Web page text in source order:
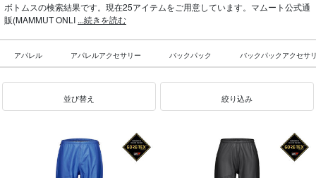
ボトムスの検索結果です。現在25アイテムをご用意しています。マムート公式通
販(MAMMUT ONLI ...続きを読む
アパレル アパレルアクセサリー バックパック バックパックアクセサ
並び替え 絞り込み